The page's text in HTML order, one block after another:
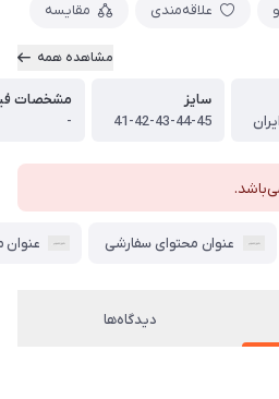
علاقه‌مندی مقایسه
مشاهده همه
سایز
41-42-43-44-45
مشخصات
-
عنوان محتوای سفارشی عنوان
دیدگاه‌ها